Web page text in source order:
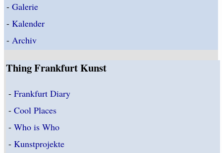
- Galerie
- Kalender
- Archiv
Thing Frankfurt Kunst
-Frankfurt Diary
-Cool Places
-Who is Who
-Kunstprojekte